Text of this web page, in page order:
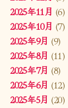
2025年11月 (6)
2025年10月 (7)
2025年9月 (9)
2025年8月 (11)
2025年7月 (8)
2025年6月 (12)
2025年5月 (20)